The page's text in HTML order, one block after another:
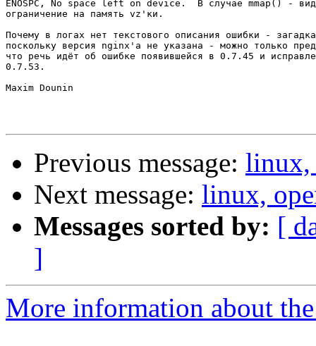
ENOSPC, No space left on device.  В случае mmap() -
ограничение на память vz'ки.
Почему в логах нет текстового описания ошибки -
поскольку версия nginx'а не указана - можно только
что речь идёт об ошибке появившейся в 0.7.45 и
0.7.53.
Maxim Dounin
Previous message: linux,
Next message: linux,
Messages sorted by: [
]
More information about